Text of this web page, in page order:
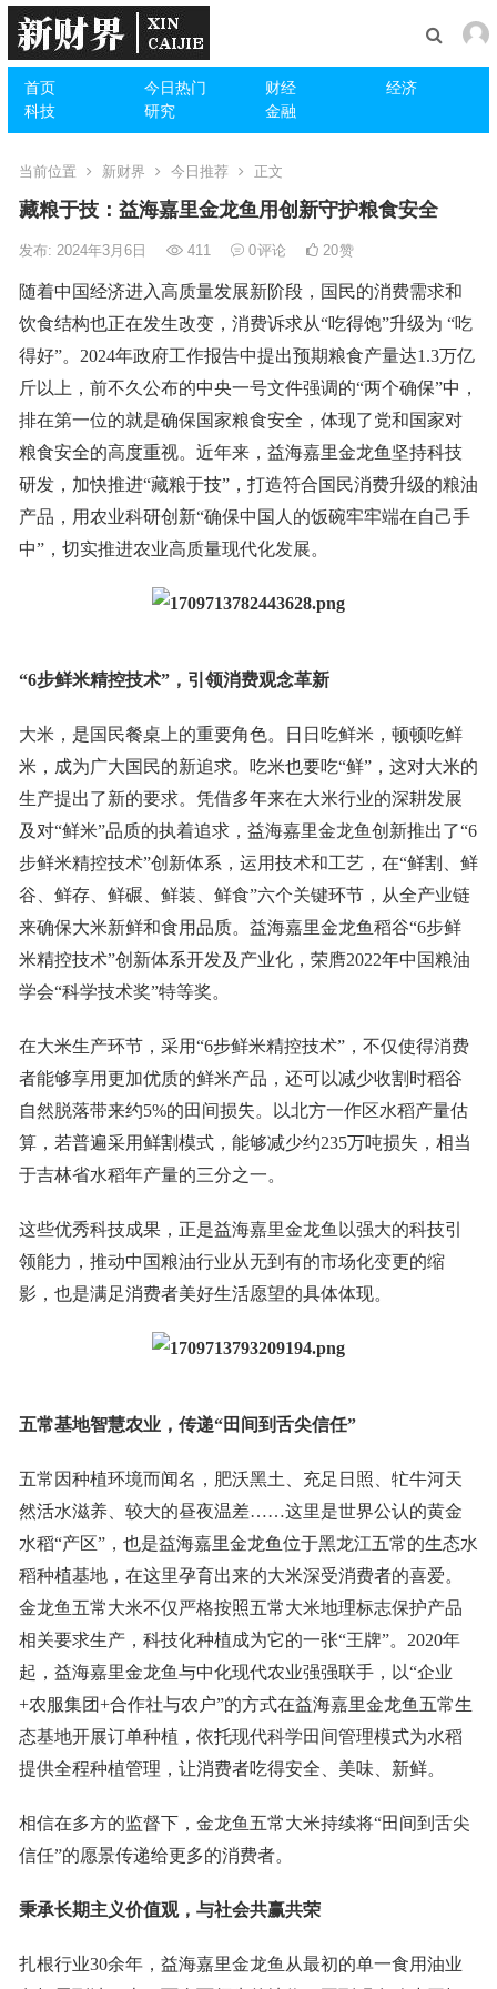
首页 今日热门 财经
经济
科技
研究 金融
当前位置 新财界 今日推荐 正文
藏粮于技：益海嘉里金龙鱼用创新守护粮食安全
发布: 2024年3月6日 411 0评论 20赞
随着中国经济进入高质量发展新阶段，国民的消费需求和
饮食结构也正在发生改变，消费诉求从“吃得饱”升级为 “吃
得好”。2024年政府工作报告中提出预期粮食产量达1.3万亿
斤以上，前不久公布的中央一号文件强调的“两个确保”中，
排在第一位的就是确保国家粮食安全，体现了党和国家对
粮食安全的高度重视。近年来，益海嘉里金龙鱼坚持科技
研发，加快推进“藏粮于技”，打造符合国民消费升级的粮油
产品，用农业科研创新“确保中国人的饭碗牢牢端在自己手
中”，切实推进农业高质量现代化发展。
“6步鲜米精控技术”，引领消费观念革新
大米，是国民餐桌上的重要角色。日日吃鲜米，顿顿吃鲜
米，成为广大国民的新追求。吃米也要吃“鲜”，这对大米的
生产提出了新的要求。凭借多年来在大米行业的深耕发展
及对“鲜米”品质的执着追求，益海嘉里金龙鱼创新推出了“6
步鲜米精控技术”创新体系，运用技术和工艺，在“鲜割、鲜
谷、鲜存、鲜碾、鲜装、鲜食”六个关键环节，从全产业链
来确保大米新鲜和食用品质。益海嘉里金龙鱼稻谷“6步鲜
米精控技术”创新体系开发及产业化，荣膺2022年中国粮油
学会“科学技术奖”特等奖。
在大米生产环节，采用“6步鲜米精控技术”，不仅使得消费
者能够享用更加优质的鲜米产品，还可以减少收割时稻谷
自然脱落带来约5%的田间损失。以北方一作区水稻产量估
算，若普遍采用鲜割模式，能够减少约235万吨损失，相当
于吉林省水稻年产量的三分之一。
这些优秀科技成果，正是益海嘉里金龙鱼以强大的科技引
领能力，推动中国粮油行业从无到有的市场化变更的缩
影，也是满足消费者美好生活愿望的具体体现。
五常基地智慧农业， 传递“田间到舌尖信任”
五常因种植环境而闻名，肥沃黑土、充足日照、牤牛河天
然活水滋养、较大的昼夜温差……这里是世界公认的黄金
水稻“产区”，也是益海嘉里金龙鱼位于黑龙江五常的生态水
稻种植基地，在这里孕育出来的大米深受消费者的喜爱。
金龙鱼五常大米不仅严格按照五常大米地理标志保护产品
相关要求生产，科技化种植成为它的一张“王牌”。2020年
起，益海嘉里金龙鱼与中化现代农业强强联手，以“企业
+农服集团+合作社与农户”的方式在益海嘉里金龙鱼五常生
态基地开展订单种植，依托现代科学田间管理模式为水稻
提供全程种植管理，让消费者吃得安全、美味、新鲜。
相信在多方的监督下，金龙鱼五常大米持续将“田间到舌尖
信任”的愿景传递给更多的消费者。
秉承长期主义价值观， 与社会共赢共荣
扎根行业30余年，益海嘉里金龙鱼从最初的单一食用油业